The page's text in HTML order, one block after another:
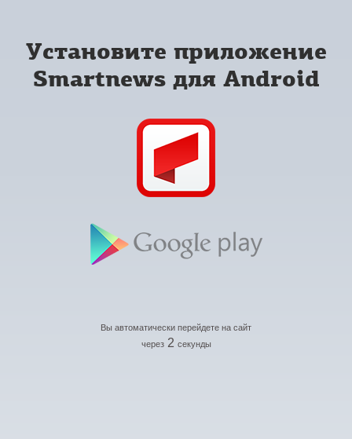
Установите приложение
Smartnews для Android
Вы автоматически перейдете на сайт
через 2 секунды